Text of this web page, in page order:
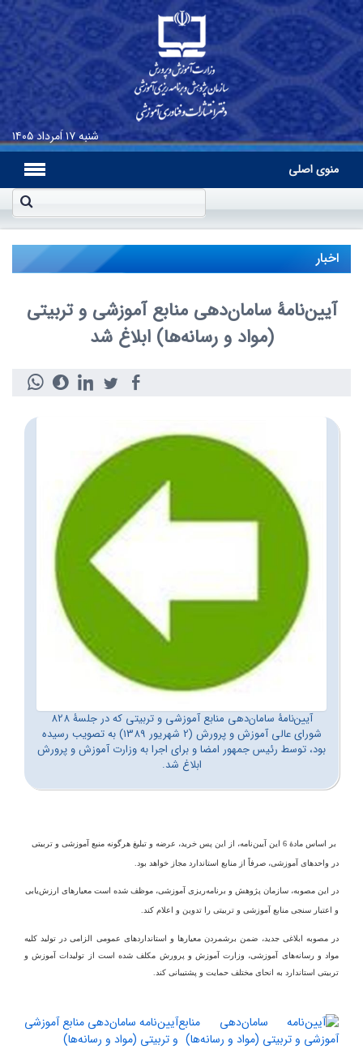
شنبه۱۷ اَمرداد ۱۴۰۵
منوی اصلی
اخبار
آیین‌نامۀ سامان‌دهی منابع آموزشی و تربیتی
(مواد و رسانه‌ها) ابلاغ شد
آیین‌نامۀ سامان‌دهی منابع آموزشی و تربیتی که در جلسۀ 828
شورای عالی آموزش و پرورش (2 شهریور 1389) به تصویب رسیده
بود، توسط رئیس جمهور امضا و برای اجرا به وزارت آموزش و پرورش
ابلاغ شد.
بر اساس مادۀ 6 این آیین‌نامه، از این پس خرید، عرضه و تبلیغ هرگونه منبع آموزشی و تربیتی
در واحدهای آموزشی، صرفاً از منابع استاندارد مجاز خواهد بود.
در این مصوبه، سازمان پژوهش و برنامه‌ریزی آموزشی، موظف شده است معیارهای ارزش‌یابی
و اعتبار سنجی منابع آموزشی و تربیتی را تدوین و اعلام کند.
در مصوبه ابلاغی جدید، ضمن برشمردن معیارها و استانداردهای عمومی الزامی در تولید کلیه
مواد و رسانه‌های آموزشی، وزارت آموزش و پرورش مکلف شده است از تولیدات آموزش و
تربیتی استاندارد به انحای مختلف حمایت و پشتیبانی کند.
آیین‌نامه سامان‌دهی منابع آموزشی
و تربیتی (مواد و رسانه‌ها)